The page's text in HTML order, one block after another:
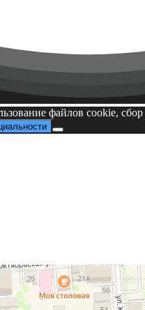
файлов cookie,